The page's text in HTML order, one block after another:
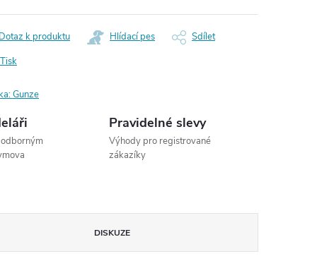
Tisk
k produktu Hlídací pes Sdílet
Gunze
Pravidelné slevy
Výhody pro registrované
zákazíky
DISKUZE